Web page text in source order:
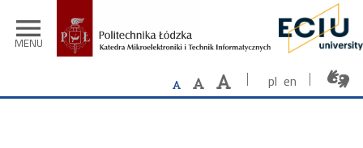
menu
MENU
pl en